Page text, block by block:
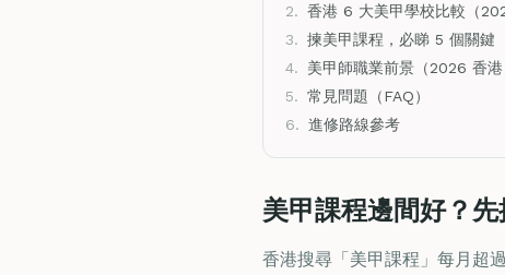
2. 香港 6 大美甲學校比較（
3. 揀美甲課程，必睇 5 個關鍵
4.
美甲師職業前景（2026 香港
5. 常見問題（FAQ）
6. 進修路線參考
美甲課程邊間好？
香港搜尋「美甲課程」每月超